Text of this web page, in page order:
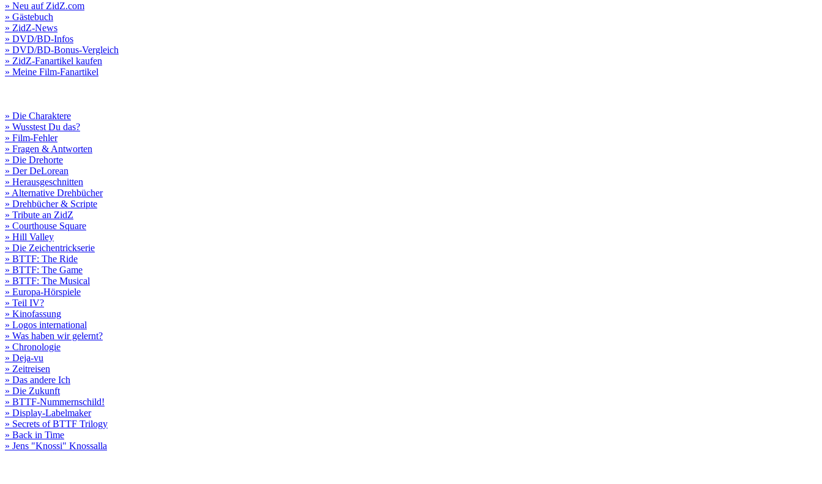
» Neu auf ZidZ.com
» Gästebuch
» ZidZ-News
» DVD/BD-Infos
» DVD/BD-Bonus-Vergleich
» ZidZ-Fanartikel kaufen
» Meine Film-Fanartikel
» Die Charaktere
» Wusstest Du das?
» Film-Fehler
» Fragen & Antworten
» Die Drehorte
» Der DeLorean
» Herausgeschnitten
» Alternative Drehbücher
» Drehbücher & Scripte
» Tribute an ZidZ
» Courthouse Square
» Hill Valley
» Die Zeichentrickserie
» BTTF: The Ride
» BTTF: The Game
» BTTF: The Musical
» Europa-Hörspiele
» Teil IV?
» Kinofassung
» Logos international
» Was haben wir gelernt?
» Chronologie
» Deja-vu
» Zeitreisen
» Das andere Ich
» Die Zukunft
» BTTF-Nummernschild!
» Display-Labelmaker
» Secrets of BTTF Trilogy
» Back in Time
» Jens "Knossi" Knossalla